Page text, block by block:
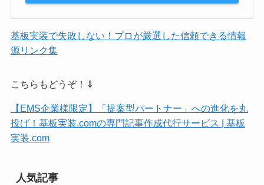
基板実装で失敗しない！プロが厳選した信頼できる情報
源リンク集
こちらもどうぞ！⇓
【EMS企業様限定】「提案型パートナー」への進化を丸
投げ！基板実装.comの専門記事作成代行サービス | 基板
実装.com
人気記事